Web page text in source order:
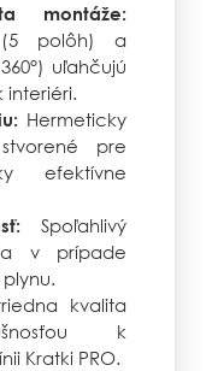
montáže:
(5 polôh) a
uľahčujú
interiéri.
Hermeticky
pre
efektívne
Spoľahlivý
v prípade
kvalita
k
Kratki PRO.